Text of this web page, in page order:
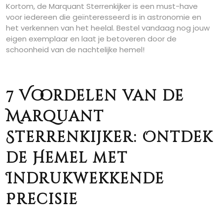
Kortom, de Marquant Sterrenkijker is een must-have
voor iedereen die geïnteresseerd is in astronomie en
het verkennen van het heelal. Bestel vandaag nog jouw
eigen exemplaar en laat je betoveren door de
schoonheid van de nachtelijke hemel!
7 Voordelen van de
Marquant
Sterrenkijker: Ontdek
de Hemel met
Indrukwekkende
Precisie